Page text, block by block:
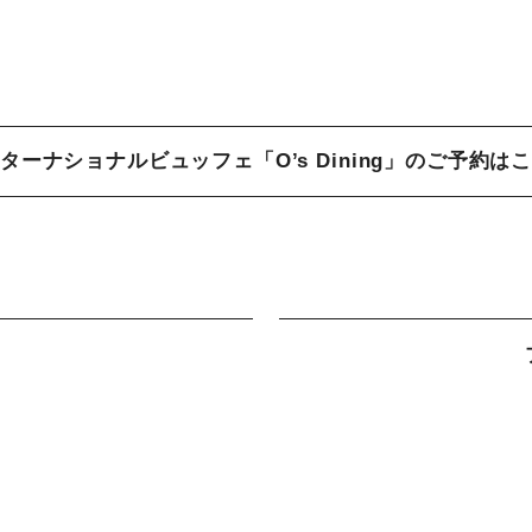
ーナショナルビュッフェ「O’s Dining」のご予約は